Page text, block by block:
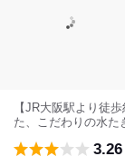
【JR大阪駅より徒
た、こだわりの水た
3.26